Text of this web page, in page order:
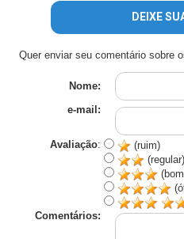
DEIXE
Quer enviar seu comentário sobre
Nome:
e-mail:
Avaliação:
(ruim)
(regular)
Comentários: